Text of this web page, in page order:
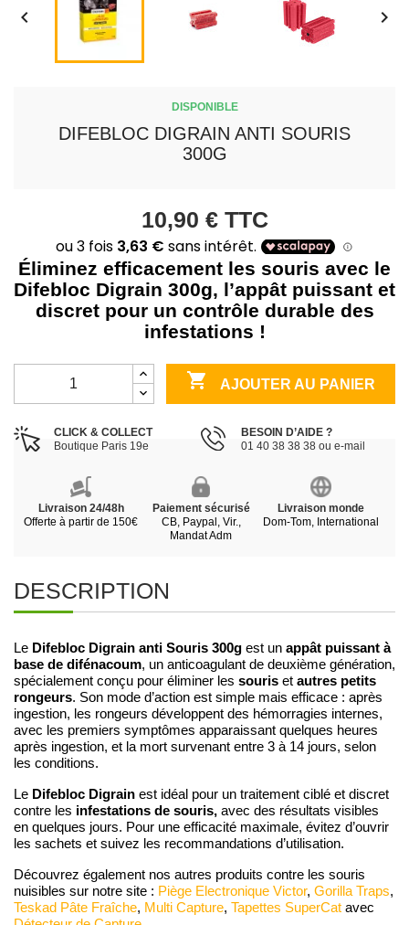
 
DISPONIBLE
DIFEBLOC DIGRAIN ANTI SOURIS
300G
10,90 € TTC
Éliminez efficacement les souris avec le
Difebloc Digrain 300g, l’appât puissant et
discret pour un contrôle durable des
infestations !
 AJOUTER AU PANIER
CLICK & COLLECT
Boutique Paris 19e
BESOIN D’AIDE ?
01 40 38 38 38 ou e-mail
Livraison 24/48h
Offerte à partir de 150€
Paiement sécurisé
CB, Paypal, Vir.,
Mandat Adm
Livraison monde
Dom-Tom, International
DESCRIPTION
Le Difebloc Digrain anti Souris 300g est un appât puissant à
base de difénacoum, un anticoagulant de deuxième génération,
spécialement conçu pour éliminer les souris et autres petits
rongeurs. Son mode d’action est simple mais efficace : après
ingestion, les rongeurs développent des hémorragies internes,
avec les premiers symptômes apparaissant quelques heures
après ingestion, et la mort survenant entre 3 à 14 jours, selon
les conditions.
Le Difebloc Digrain est idéal pour un traitement ciblé et discret
contre les infestations de souris, avec des résultats visibles
en quelques jours. Pour une efficacité maximale, évitez d’ouvrir
les sachets et suivez les recommandations d’utilisation.
Découvrez également nos autres produits contre les souris
nuisibles sur notre site : Piège Electronique Victor, Gorilla Traps,
Teskad Pâte Fraîche, Multi Capture, Tapettes SuperCat avec